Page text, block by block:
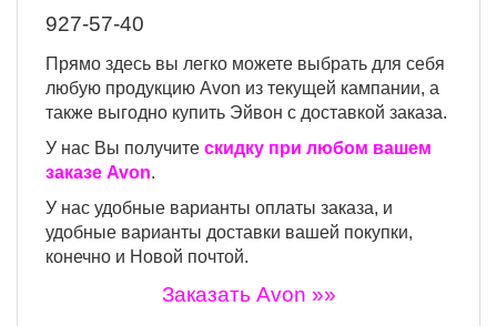
927-57-40
Прямо здесь вы легко можете выбрать для себя
любую продукцию Avon из текущей кампании, а
также выгодно купить Эйвон с доставкой заказа.
У нас Вы получите скидку при любом вашем
заказе Avon.
У нас удобные варианты оплаты заказа, и
удобные варианты доставки вашей покупки,
конечно и Новой почтой.
Заказать Avon »»